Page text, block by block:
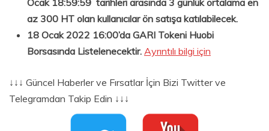
az 300 HT olan kullanıcılar ön satışa katılabilecek.
18 Ocak 2022 16:00’da GARI Tokeni Huobi
Borsasında Listelenecektir. Ayrıntılı bilgi için
↓↓↓ Güncel Haberler ve Fırsatlar İçin Bizi Twitter ve
Telegramdan Takip Edin ↓↓↓